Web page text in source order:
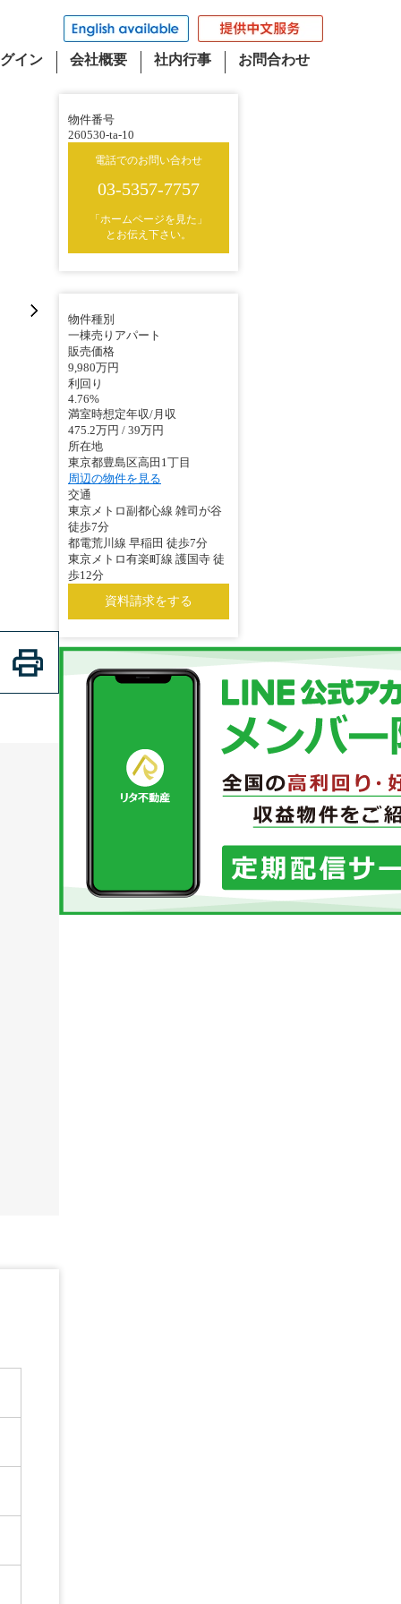
イン 会社概要 社内行事 お問合わせ
物件番号
260530-ta-10
電話でのお問い合わせ
03-5357-7757
「ホームページを見た」
とお伝え下さい。
物件種別
一棟売りアパート
販売価格
9,980万円
利回り
4.76%
満室時想定年収/月収
475.2万円 / 39万円
所在地
東京都豊島区高田1丁目
周辺の物件を見る
交通
東京メトロ副都心線 雑司が谷
徒歩7分
都電荒川線 早稲田 徒歩7分
東京メトロ有楽町線 護国寺 徒
歩12分
資料請求をする